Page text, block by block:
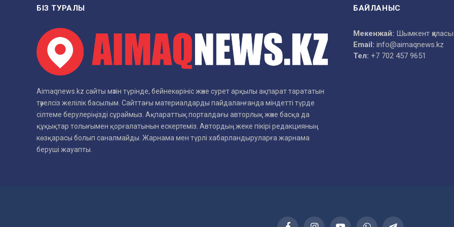
БІЗ ТУРАЛЫ
Aimaqnews.kz сайты мәтін түрінде, бейнекөрініс және сурет арқылы ақпарат тарататын
тәуелсіз желілік басылым. Сайттағы материалдарды пайдаланғанда міндетті түрде
сілтеме берулеріңізді сұраймыз. Ақпараттық порталдағы авторлық және басқа да
құқықтар толығымен қорғалатынын ескертеміз. Автордың жеке пікірі редакцияның
көзқарасы болып саналмайды. Жарнама мен түрлі хабарландыруларға жарнама
беруші жауапты.
БАЙЛАНЫС
Мекенжай: Шымкент
Email: info@aimaqnews.kz
Тел: +7 702 457 9651